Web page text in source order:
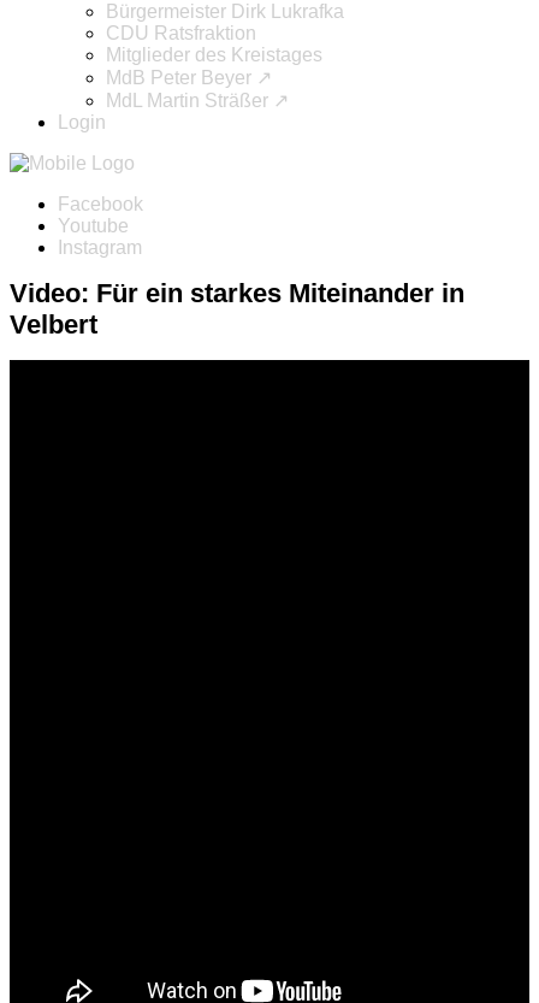
Bürgermeister Dirk Lukrafka
CDU Ratsfraktion
Mitglieder des Kreistages
MdB Peter Beyer ↗
MdL Martin Sträßer ↗
Login
Facebook
Youtube
Instagram
Video: Für ein starkes Miteinander in
Velbert